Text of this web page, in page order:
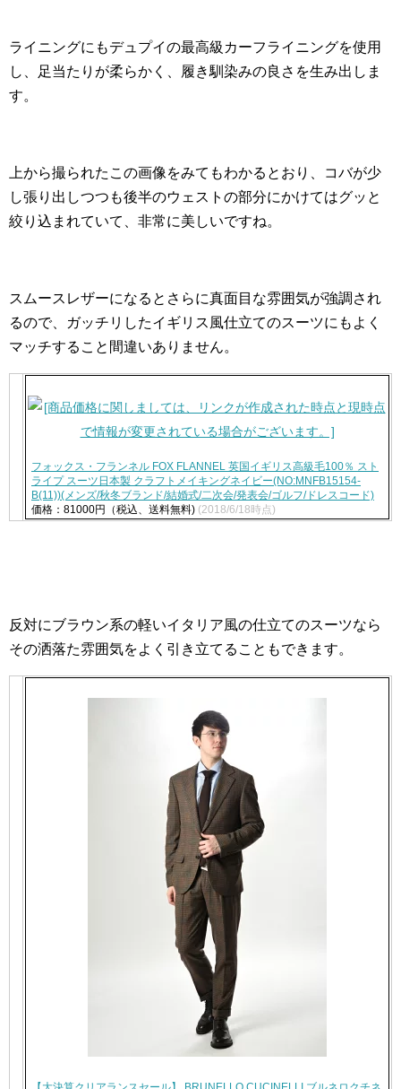
ライニングにもデュプイの最高級カーフライニングを使用
し、足当たりが柔らかく、履き馴染みの良さを生み出しま
す。
上から撮られたこの画像をみてもわかるとおり、コバが少
し張り出しつつも後半のウェストの部分にかけてはグッと
絞り込まれていて、非常に美しいですね。
スムースレザーになるとさらに真面目な雰囲気が強調され
るので、ガッチリしたイギリス風仕立てのスーツにもよく
マッチすること間違いありません。
フォックス・フランネル FOX FLANNEL 英国イギリス高級毛100％ スト
ライプ スーツ日本製 クラフトメイキングネイビー(NO:MNFB15154-
B(11))(メンズ/秋冬ブランド/結婚式/二次会/発表会/ゴルフ/ドレスコード)
価格：81000円（税込、送料無料) (2018/6/18時点)
反対にブラウン系の軽いイタリア風の仕立てのスーツなら
その洒落た雰囲気をよく引き立てることもできます。